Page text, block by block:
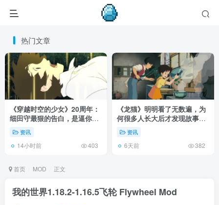
热门文章
《穿越时空的少女》20周年：
细田守最狠的告白，是逼你承
认有些夏天回不去了！
资讯
14小时前 403
《龙猫》明明看了无数遍，为
何很多人长大后才发现故事根
本不在 1988 年！
资讯
6天前 382
首页 MOD 正文
我的世界1.18.2-1.16.5飞轮 Flywheel Mod